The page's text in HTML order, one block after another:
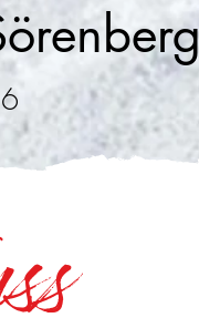
g